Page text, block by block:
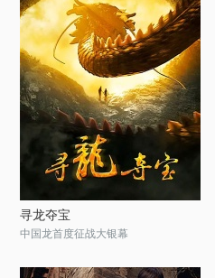
寻龙夺宝
中国龙首度征战大银幕